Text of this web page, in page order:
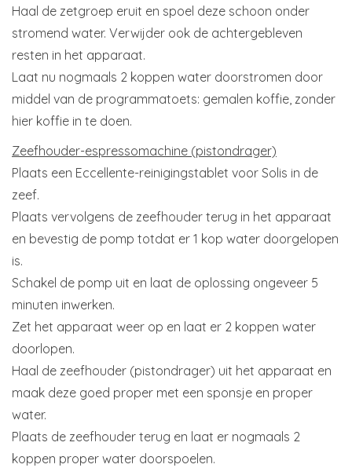
Haal de zetgroep eruit en spoel deze schoon onder
stromend water. Verwijder ook de achtergebleven
resten in het apparaat.
Laat nu nogmaals 2 koppen water doorstromen door
middel van de programmatoets: gemalen koffie, zonder
hier koffie in te doen.
Zeefhouder-espressomachine (pistondrager)
Plaats een Eccellente-reinigingstablet voor Solis in de
zeef.
Plaats vervolgens de zeefhouder terug in het apparaat
en bevestig de pomp totdat er 1 kop water doorgelopen
is.
Schakel de pomp uit en laat de oplossing ongeveer 5
minuten inwerken.
Zet het apparaat weer op en laat er 2 koppen water
doorlopen.
Haal de zeefhouder (pistondrager) uit het apparaat en
maak deze goed proper met een sponsje en proper
water.
Plaats de zeefhouder terug en laat er nogmaals 2
koppen proper water doorspoelen.